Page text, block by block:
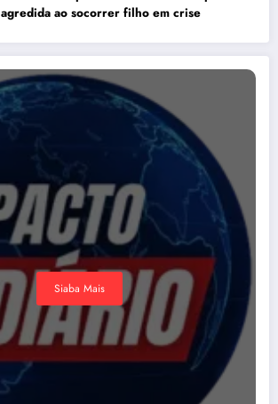
agredida ao socorrer filho em crise
Siaba Mais